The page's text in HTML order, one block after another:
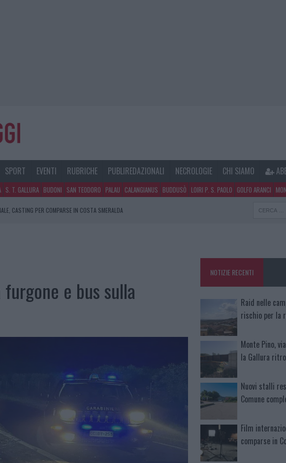
SPORT EVENTI RUBRICHE PUBLIREDAZIONALI NECROLOGIE CHI SIAMO
S. T. GALLURA BUDONI SAN TEODORO PALAU CALANGIANUS BUDDUSÒ LOIRI P. S. PAOLO GOLFO ARANCI
CASTING PER COMPARSE IN COSTA SMERALDA
e bus sulla
NOTIZIE RECENTI
Raid nelle
rischio per la
Monte Pino,
la Gallura
Nuovi stalli
Comune
Film
comparse in